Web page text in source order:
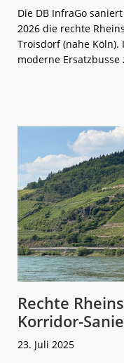
Die DB InfraGo
2026 die rechte
Troisdorf (nahe Köln).
moderne Ersatzbusse
Rechte
Korridor-
23. Juli 2025